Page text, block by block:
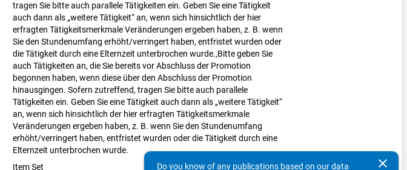
tragen Sie bitte auch parallele Tätigkeiten ein. Geben Sie eine Tätigkeit
auch dann als „weitere Tätigkeit“ an, wenn sich hinsichtlich der hier
erfragten Tätigkeitsmerkmale Veränderungen ergeben haben, z. B. wenn
Sie den Stundenumfang erhöht/verringert haben, entfristet wurden oder
die Tätigkeit durch eine Elternzeit unterbrochen wurde.,Bitte geben Sie
auch Tätigkeiten an, die Sie bereits vor Abschluss der Promotion
begonnen haben, wenn diese über den Abschluss der Promotion
hinausgingen. Sofern zutreffend, tragen Sie bitte auch parallele
Tätigkeiten ein. Geben Sie eine Tätigkeit auch dann als „weitere Tätigkeit“
an, wenn sich hinsichtlich der hier erfragten Tätigkeitsmerkmale
Veränderungen ergeben haben, z. B. wenn Sie den Stundenumfang
erhöht/verringert haben, entfristet wurden oder die Tätigkeit durch eine
Elternzeit unterbrochen wurde.
Item Set clear
Do you know of any publications based on our data